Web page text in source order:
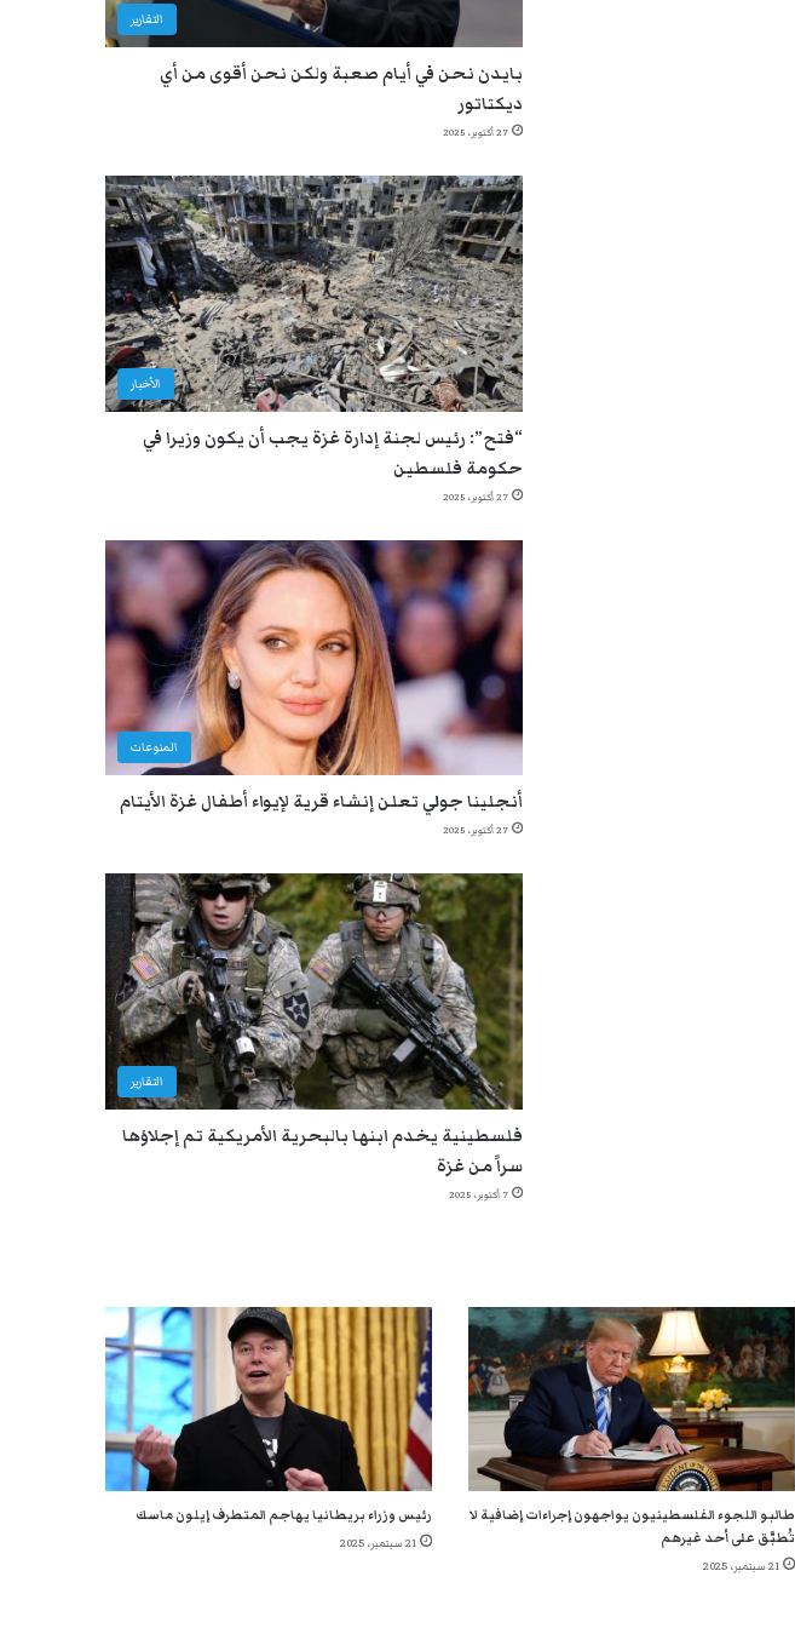
التقارير
بايدن نحن في أيام صعبة ولكن نحن أقوى من أي
ديكتاتور
27 أكتوبر، 2025
الأخبار
“فتح”: رئيس لجنة إدارة غزة يجب أن يكون وزيرا في
حكومة فلسطين
27 أكتوبر، 2025
المنوعات
أنجلينا جولي تعلن إنشاء قرية لإيواء أطفال غزة الأيتام
27 أكتوبر، 2025
التقارير
فلسطينية يخدم ابنها بالبحرية الأمريكية تم إجلاؤها
سراً من غزة
7 أكتوبر، 2025
طالبو اللجوء الفلسطينيون يواجهون إجراءات إضافية لا
تُطبَّق على أحد غيرهم
21 سبتمبر، 2025
رئيس وزراء بريطانيا يهاجم المتطرف إيلون ماسك
21 سبتمبر، 2025